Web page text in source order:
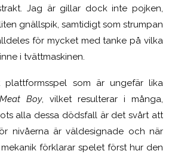
Jag är gillar dock inte pojken,
gnällspik, samtidigt som strumpan
för mycket med tanke på vilka
i tvättmaskinen.
plattformsspel som är ungefär lika
Boy, vilket resulterar i många,
alla dessa dödsfall är det svårt att
nivåerna är väldesignade och när
förklarar spelet först hur den